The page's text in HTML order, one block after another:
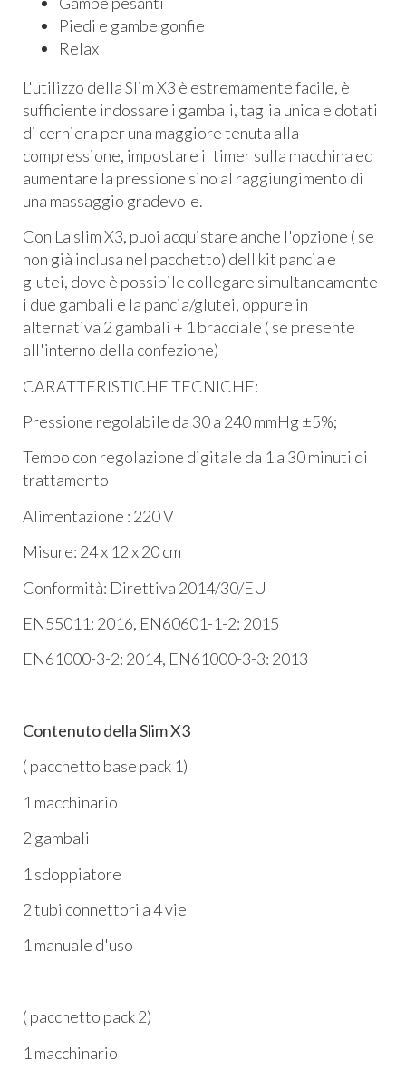
Piedi e gambe gonfie
Relax
L'utilizzo della Slim X3 è estremamente facile, è
sufficiente indossare i gambali, taglia unica e dotati
di cerniera per una maggiore tenuta alla
compressione, impostare il timer sulla macchina ed
aumentare la pressione sino al raggiungimento di
una massaggio gradevole.
Con La slim X3, puoi acquistare anche l'opzione ( se
non già inclusa nel pacchetto) dell kit pancia e
glutei, dove è possibile collegare simultaneamente
i due gambali e la pancia/glutei, oppure in
alternativa 2 gambali + 1 bracciale ( se presente
all'interno della confezione)
CARATTERISTICHE TECNICHE:
Pressione regolabile da 30 a 240 mmHg ±5%;
Tempo con regolazione digitale da 1 a 30 minuti di
trattamento
Alimentazione : 220 V
Misure: 24 x 12 x 20 cm
Conformità: Direttiva 2014/30/EU
EN55011: 2016, EN60601-1-2: 2015
EN61000-3-2: 2014, EN61000-3-3: 2013
Contenuto della Slim X3
( pacchetto base pack 1)
1 macchinario
2 gambali
1 sdoppiatore
2 tubi connettori a 4 vie
1 manuale d'uso
( pacchetto pack 2)
1 macchinario